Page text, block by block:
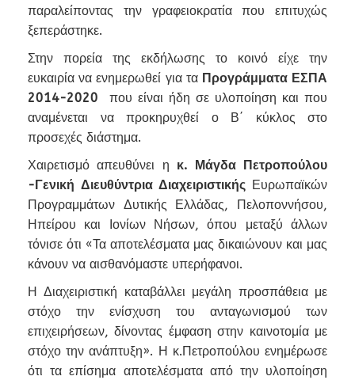
παραλείποντας την γραφειοκρατία που επιτυχώς
ξεπεράστηκε.
Στην πορεία της εκδήλωσης το κοινό είχε την
ευκαιρία να ενημερωθεί για τα Προγράμματα ΕΣΠΑ
2014-2020 που είναι ήδη σε υλοποίηση και που
αναμένεται να προκηρυχθεί ο Β΄ κύκλος στο
προσεχές διάστημα.
Χαιρετισμό απευθύνει η κ. Μάγδα Πετροπούλου
-Γενική Διευθύντρια Διαχειριστικής Ευρωπαϊκών
Προγραμμάτων Δυτικής Ελλάδας, Πελοποννήσου,
Ηπείρου και Ιονίων Νήσων, όπου μεταξύ άλλων
τόνισε ότι «Τα αποτελέσματα μας δικαιώνουν και μας
κάνουν να αισθανόμαστε υπερήφανοι.
Η Διαχειριστική καταβάλλει μεγάλη προσπάθεια με
στόχο την ενίσχυση του ανταγωνισμού των
επιχειρήσεων, δίνοντας έμφαση στην καινοτομία με
στόχο την ανάπτυξη». Η κ.Πετροπούλου ενημέρωσε
ότι τα επίσημα αποτελέσματα από την υλοποίηση